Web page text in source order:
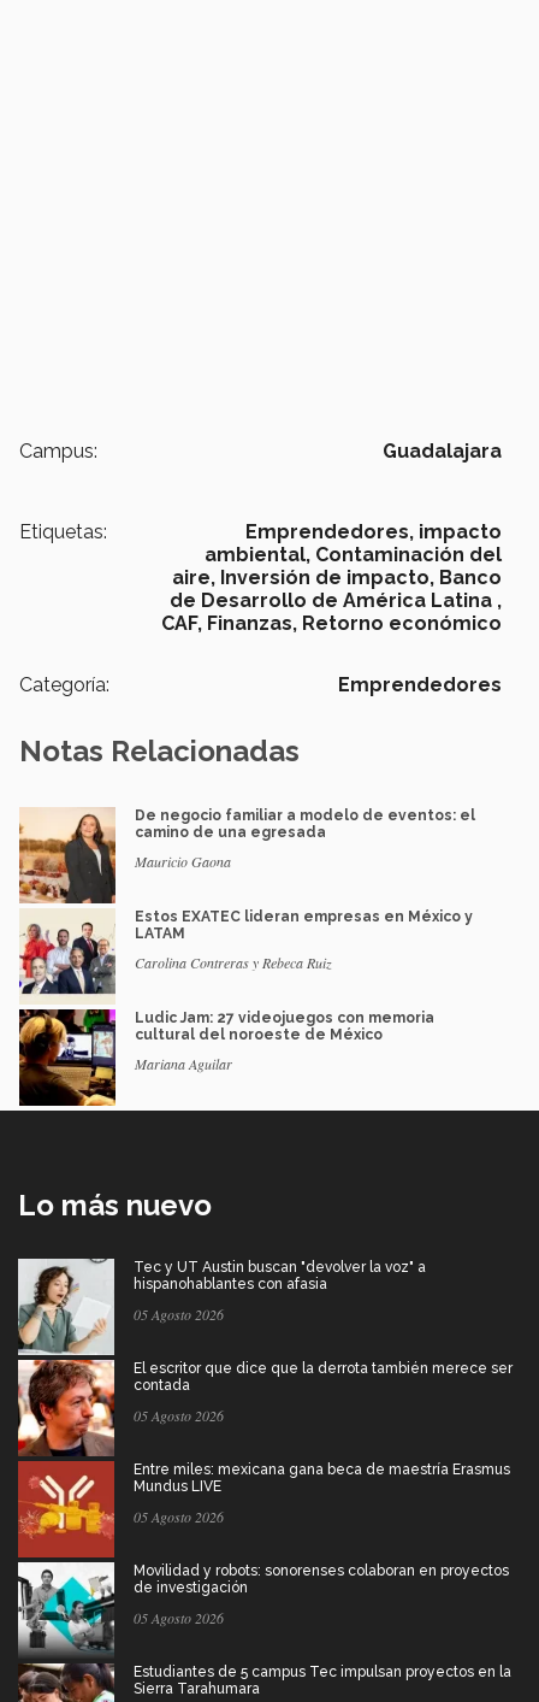
Campus: Guadalajara
Etiquetas: Emprendedores, impacto
ambiental, Contaminación del
aire, Inversión de impacto, Banco
de Desarrollo de América Latina ,
CAF, Finanzas, Retorno económico
Categoría: Emprendedores
Notas Relacionadas
De negocio familiar a modelo de eventos: el
camino de una egresada
Mauricio Gaona
Estos EXATEC lideran empresas en México y
LATAM
Carolina Contreras y Rebeca Ruiz
Ludic Jam: 27 videojuegos con memoria
cultural del noroeste de México
Mariana Aguilar
Lo más nuevo
Tec y UT Austin buscan "devolver la voz" a
hispanohablantes con afasia
05 Agosto 2026
El escritor que dice que la derrota también merece ser
contada
05 Agosto 2026
Entre miles: mexicana gana beca de maestría Erasmus
Mundus LIVE
05 Agosto 2026
Movilidad y robots: sonorenses colaboran en proyectos
de investigación
05 Agosto 2026
Estudiantes de 5 campus Tec impulsan proyectos en la
Sierra Tarahumara